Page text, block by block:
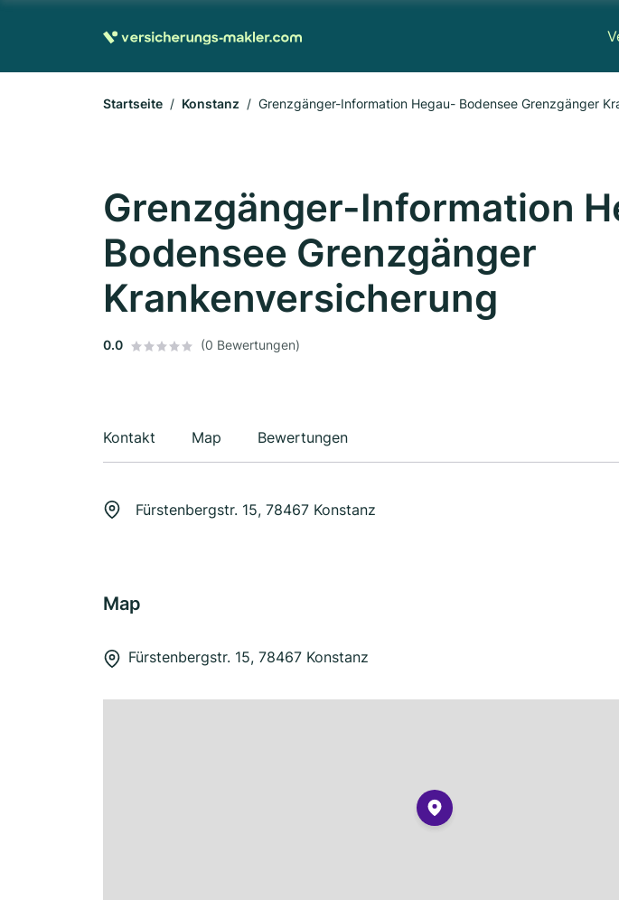
Startseite Konstanz Grenzgänger-Information Hegau- Bodensee Grenzgänger
Grenzgänger-Information
Bodensee Grenzgänger
Krankenversicherung
0.0 (0 Bewertungen)
Kontakt Map Bewertungen
Fürstenbergstr. 15, 78467 Konstanz
Map
Fürstenbergstr. 15, 78467 Konstanz